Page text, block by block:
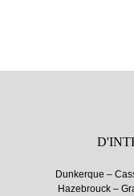
Dunkerque –
Hazebrouck –